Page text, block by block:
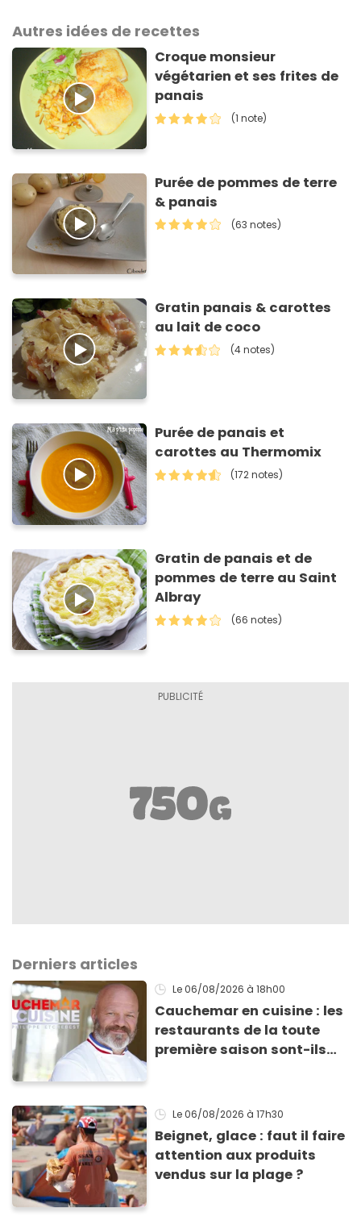
Autres idées de recettes
Croque monsieur
végétarien et ses frites de
panais
(1 note)
Purée de pommes de terre
& panais
(63 notes)
Gratin panais & carottes
au lait de coco
(4 notes)
Purée de panais et
carottes au Thermomix
(172 notes)
Gratin de panais et de
pommes de terre au Saint
Albray
(66 notes)
Derniers articles
Le 06/08/2026 à 18h00
Cauchemar en cuisine : les
restaurants de la toute
première saison sont-ils
Le 06/08/2026 à 17h30
Beignet, glace : faut il faire
attention aux produits
vendus sur la plage ?